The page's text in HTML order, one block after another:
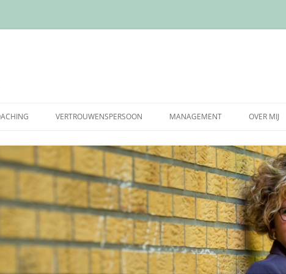
COACHING
VOOR
VERTROUWENSPERSOON MANAGEMENT OVER MIJ
DE